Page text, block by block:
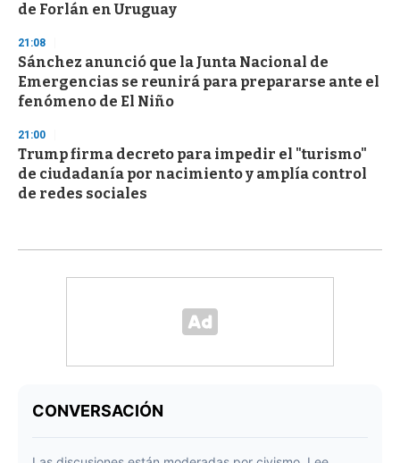
de Forlán en Uruguay
21:08
Sánchez anunció que la Junta Nacional de
Emergencias se reunirá para prepararse ante el
fenómeno de El Niño
21:00
Trump firma decreto para impedir el "turismo"
de ciudadanía por nacimiento y amplía control
de redes sociales